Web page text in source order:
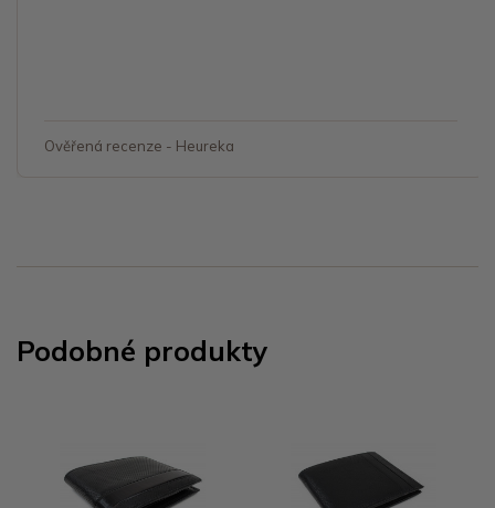
Ověřená recenze - Heureka
Podobné produkty